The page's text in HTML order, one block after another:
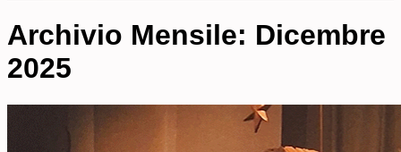
Archivio Mensile: Dicembre
2025